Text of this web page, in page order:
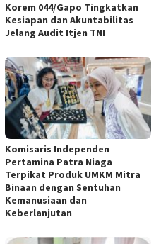
Korem 044/Gapo Tingkatkan
Kesiapan dan Akuntabilitas
Jelang Audit Itjen TNI
Komisaris Independen
Pertamina Patra Niaga
Terpikat Produk UMKM Mitra
Binaan dengan Sentuhan
Kemanusiaan dan
Keberlanjutan